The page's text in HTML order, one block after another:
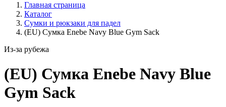
Главная страница
Каталог
Сумки и рюкзаки для падел
(EU) Сумка Enebe Navy Blue Gym Sack
Из-за рубежа
(EU) Сумка Enebe Navy Blue
Gym Sack